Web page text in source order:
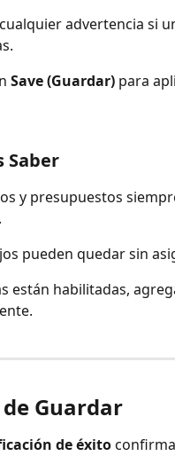
advertencia si
Save (Guardar) para
Saber
y presupuestos
pueden quedar sin
están habilitadas,
Guardar
de éxito